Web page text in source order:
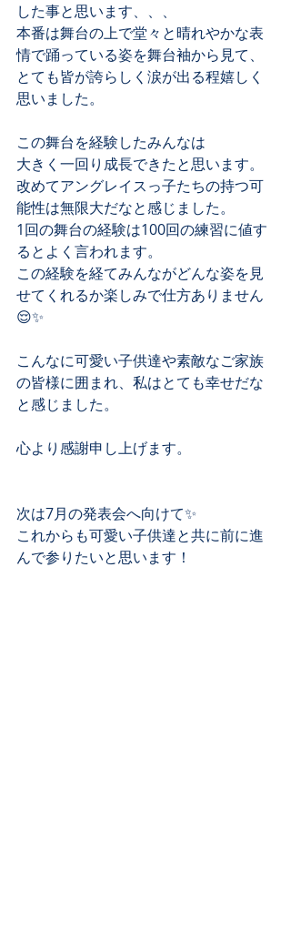
した事と思います、、、
本番は舞台の上で堂々と晴れやかな表
情で踊っている姿を舞台袖から見て、
とても皆が誇らしく涙が出る程嬉しく
思いました。
この舞台を経験したみんなは
大きく一回り成長できたと思います。
改めてアングレイスっ子たちの持つ可
能性は無限大だなと感じました。
1回の舞台の経験は100回の練習に値す
るとよく言われます。
この経験を経てみんながどんな姿を見
せてくれるか楽しみで仕方ありません
😌✨
こんなに可愛い子供達や素敵なご家族
の皆様に囲まれ、私はとても幸せだな
と感じました。
心より感謝申し上げます。
次は7月の発表会へ向けて✨
これからも可愛い子供達と共に前に進
んで参りたいと思います！